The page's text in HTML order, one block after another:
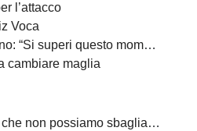
l’attacco
Voca
questo momento quanto prima”
cambiare maglia
non possiamo sbagliare”